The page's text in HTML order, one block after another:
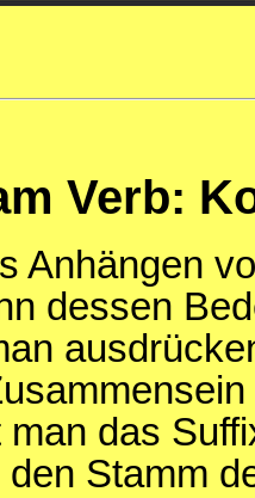
Verb:
Anhängen
dessen
man das
den Stamm